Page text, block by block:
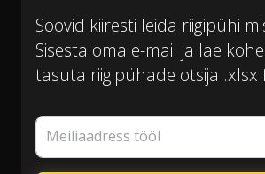
Soovid kiiresti leida riigipühi
Sisesta oma e-mail ja lae
tasuta riigipühade otsija .xlsx
Meiliaadress tööl